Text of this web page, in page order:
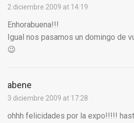
2 diciembre 2009 at 14:19
Enhorabuena!!!
Igual nos pasamos un domingo de
😉
abene
3 diciembre 2009 at 17:28
ohhh felicidades por la expo!!!!!